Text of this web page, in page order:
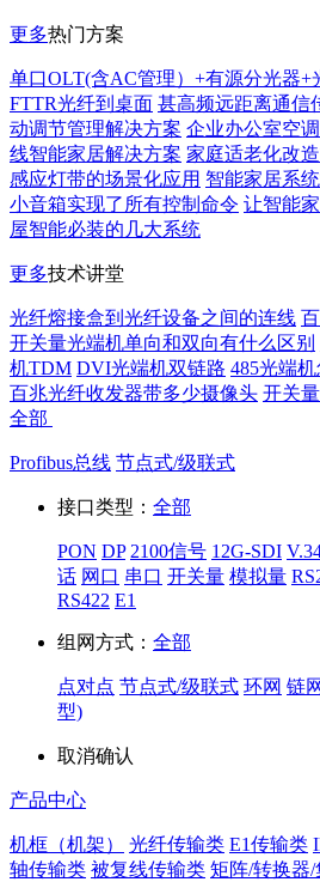
更多热门方案
单口OLT(含AC管理）+有源分光器+
FTTR光纤到桌面 甚高频远距离通信
动调节管理解决方案 企业办公室空
线智能家居解决方案 家庭适老化改
感应灯带的场景化应用 智能家居系
小音箱实现了所有控制命令 让智能
屋智能必装的几大系统
更多技术讲堂
光纤熔接盒到光纤设备之间的连线
开关量光端机单向和双向有什么区别
机TDM DVI光端机双链路 485光端
百兆光纤收发器带多少摄像头 开关
全部
Profibus总线 节点式/级联式
接口类型： 全部
PON DP 2100信号 12G-SDI
话 网口 串口 开关量 模拟量
RS422 E1
组网方式： 全部
点对点 节点式/级联式 环网 链网
型)
取消确认
产品中心
机框（机架） 光纤传输类 E1传输类
轴传输类 被复线传输类 矩阵/转换器/